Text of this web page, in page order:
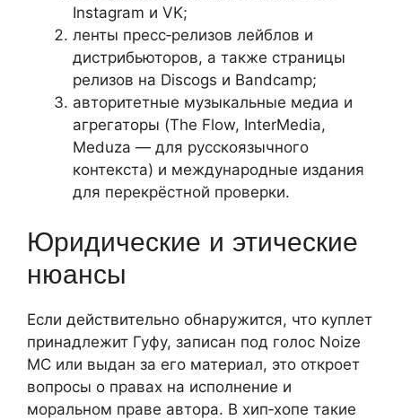
Instagram и VK;
ленты пресс‑релизов лейблов и
дистрибьюторов, а также страницы
релизов на Discogs и Bandcamp;
авторитетные музыкальные медиа и
агрегаторы (The Flow, InterMedia,
Meduza — для русскоязычного
контекста) и международные издания
для перекрёстной проверки.
Юридические и этические
нюансы
Если действительно обнаружится, что куплет
принадлежит Гуфу, записан под голос Noize
MC или выдан за его материал, это откроет
вопросы о правах на исполнение и
моральном праве автора. В хип‑хопе такие